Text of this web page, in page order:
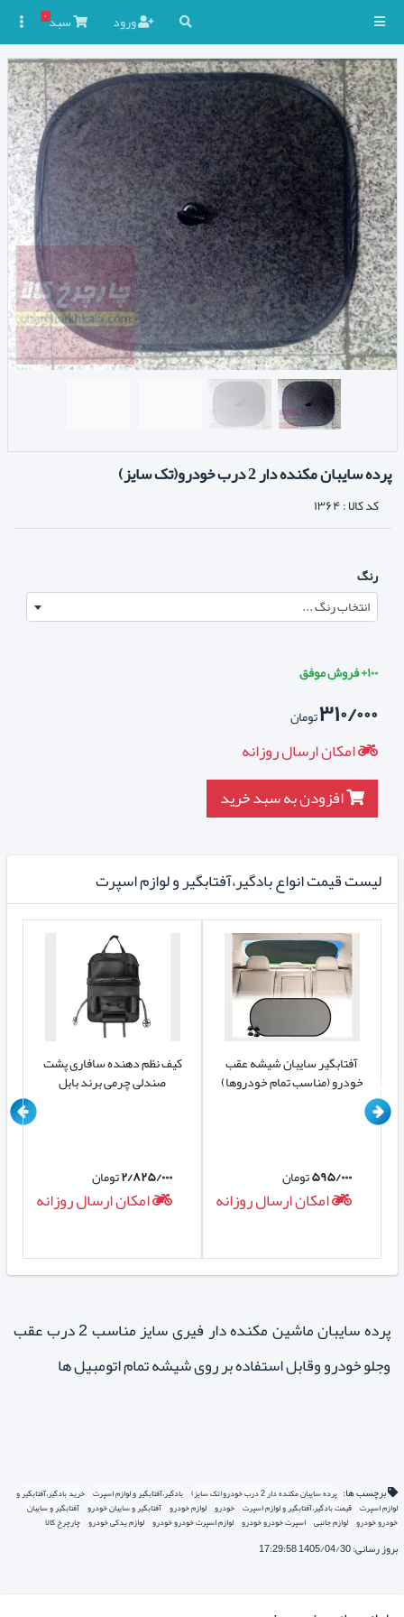
ورود سبد۰
پرده سایبان مکنده دار 2 درب خودرو(تک سایز)
کد کالا :۱۳۶۴
رنگ
انتخاب رنگ ...
۱۰۰+ فروش موفق
۳۱۰/۰۰۰تومان
امکان ارسال روزانه
افزودن به سبد خرید
لیست قیمت انواع بادگیر،آفتابگیر و لوازم اسپرت
کیف نظم دهنده سافاری پشت
صندلی چرمی برند بابل
۲/۸۲۵/۰۰۰تومان
امکان ارسال روزانه
آفتابگیر سایبان شیشه عقب
خودرو (مناسب تمام خودروها)
۵۹۵/۰۰۰تومان
امکان ارسال روزانه
پرده سایبان ماشین مکنده دار فیری سایز مناسب 2 درب عقب
وجلو خودرو وقابل استفاده بر روی شیشه تمام اتومبیل ها
برچسب ها: پرده سایبان مکنده دار 2 درب خودرو(تک سایز) بادگیر،آفتابگیر و لوازم اسپرت خرید بادگیر،آفتابگیر و
لوازم اسپرت قیمت بادگیر،آفتابگیر و لوازم اسپرت خودرو لوازم خودرو آفتابگیر و سایبان خودرو آفتابگیر و سایبان
خودرو خودرو لوازم جانبی اسپرت خودرو خودرو لوازم اسپرت خودرو خودرو لوازم یدکی خودرو چارچرخ کالا
بروز رسانی: 1405/04/30 17:29:58